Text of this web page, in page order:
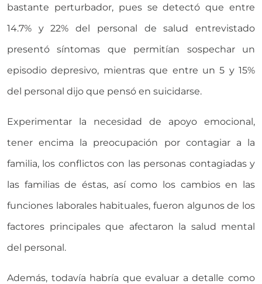
bastante perturbador, pues se detectó que entre
14.7% y 22% del personal de salud entrevistado
presentó síntomas que permitían sospechar un
episodio depresivo, mientras que entre un 5 y 15%
del personal dijo que pensó en suicidarse.
Experimentar la necesidad de apoyo emocional,
tener encima la preocupación por contagiar a la
familia, los conflictos con las personas contagiadas y
las familias de éstas, así como los cambios en las
funciones laborales habituales, fueron algunos de los
factores principales que afectaron la salud mental
del personal.
Además, todavía habría que evaluar a detalle como